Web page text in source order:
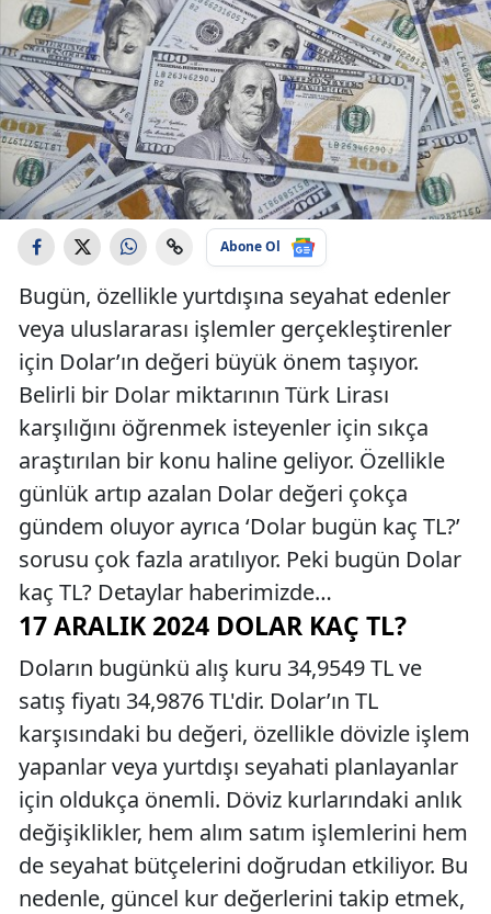
Abone Ol
Bugün, özellikle yurtdışına seyahat edenler
veya uluslararası işlemler gerçekleştirenler
için Dolar’ın değeri büyük önem taşıyor.
Belirli bir Dolar miktarının Türk Lirası
karşılığını öğrenmek isteyenler için sıkça
araştırılan bir konu haline geliyor. Özellikle
günlük artıp azalan Dolar değeri çokça
gündem oluyor ayrıca ‘Dolar bugün kaç TL?’
sorusu çok fazla aratılıyor. Peki bugün Dolar
kaç TL? Detaylar haberimizde…
17 ARALIK 2024 DOLAR KAÇ TL?
Doların bugünkü alış kuru 34,9549 TL ve
satış fiyatı 34,9876 TL'dir. Dolar’ın TL
karşısındaki bu değeri, özellikle dövizle işlem
yapanlar veya yurtdışı seyahati planlayanlar
için oldukça önemli. Döviz kurlarındaki anlık
değişiklikler, hem alım satım işlemlerini hem
de seyahat bütçelerini doğrudan etkiliyor. Bu
nedenle, güncel kur değerlerini takip etmek,